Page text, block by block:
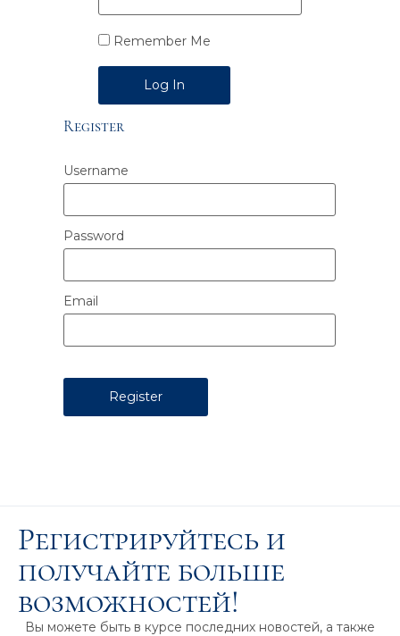
Remember Me
Alternative:
Register
Username
Password
Email
Регистрируйтесь и
получайте больше
возможностей!
Вы можете быть в курсе последних новостей, а также